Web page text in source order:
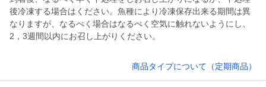
後冷凍する場合はください。魚種により冷凍保存出来る期間は異
なりますが、なるべく場合はなるべく空気に触れないようにし、
2，3週間以内にお召し上がりください。
商品タイプについて（定期商品）